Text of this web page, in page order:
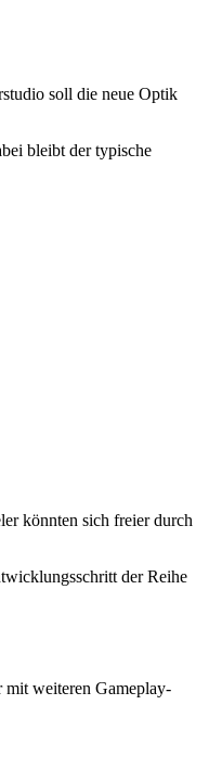
soll die neue Optik
bleibt der typische
könnten sich freier durch
der Reihe
mit weiteren Gameplay-